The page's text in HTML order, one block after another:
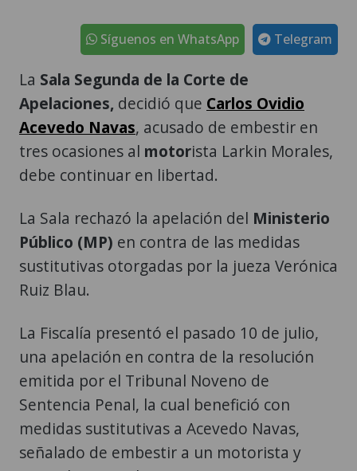
Telegram
Síguenos en WhatsApp
La Sala Segunda de la Corte de
Apelaciones, decidió que Carlos Ovidio
Acevedo Navas, acusado de embestir en
tres ocasiones al motorista Larkin Morales,
debe continuar en libertad.
La Sala rechazó la apelación del Ministerio
Público (MP) en contra de las medidas
sustitutivas otorgadas por la jueza Verónica
Ruiz Blau.
La Fiscalía presentó el pasado 10 de julio,
una apelación en contra de la resolución
emitida por el Tribunal Noveno de
Sentencia Penal, la cual benefició con
medidas sustitutivas a Acevedo Navas,
señalado de embestir a un motorista y